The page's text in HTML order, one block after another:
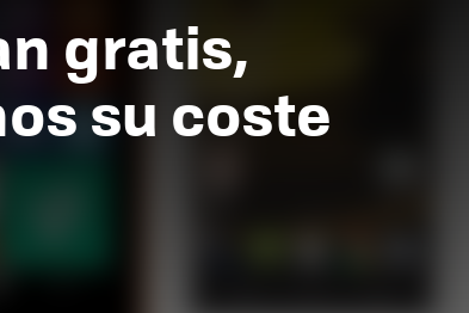
gratis,
su coste